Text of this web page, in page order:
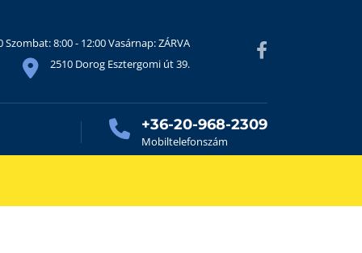
8:00 - 12:00 Vasárnap: ZÁRVA
2510 Dorog Esztergomi út 39.
+36-20-968-2309
Mobiltelefonszám